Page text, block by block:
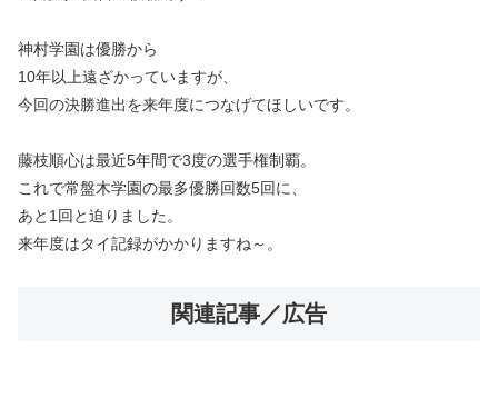
神村学園は優勝から
10年以上遠ざかっていますが、
今回の決勝進出を来年度につなげてほしいです。
藤枝順心は最近5年間で3度の選手権制覇。
これで常盤木学園の最多優勝回数5回に、
あと1回と迫りました。
来年度はタイ記録がかかりますね～。
関連記事／広告